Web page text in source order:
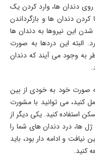
دندان ها، وارد کردن یک
کردن دندان ها و بازگرداندن
این نیروها به دندان ها
البته این دردها به صورت
به وجود می آیند که دندان
صورت خود به خودی از بین
کنید، می توانید با مشورت
استفاده کنید. یکی دیگر از
ها، درد دندان های شما را
و ادامه دار بود، باید
کنید.